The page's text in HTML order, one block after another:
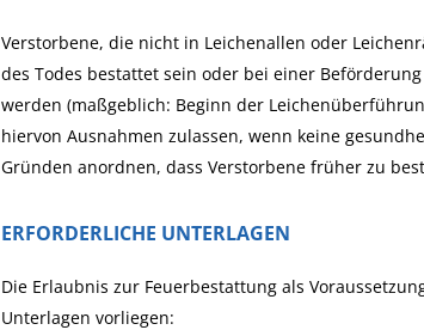
Verstorbene, die nicht in Leichenallen oder
des Todes bestattet sein oder bei einer
werden (maßgeblich: Beginn der
hiervon Ausnahmen zulassen, wenn keine
Gründen anordnen, dass Verstorbene früher zu
ERFORDERLICHE UNTERLAGEN
Die Erlaubnis zur Feuerbestattung als
Unterlagen vorliegen: